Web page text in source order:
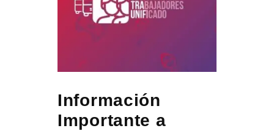
Información
Importante a